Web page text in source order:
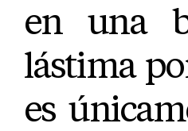
en una
lástima
es